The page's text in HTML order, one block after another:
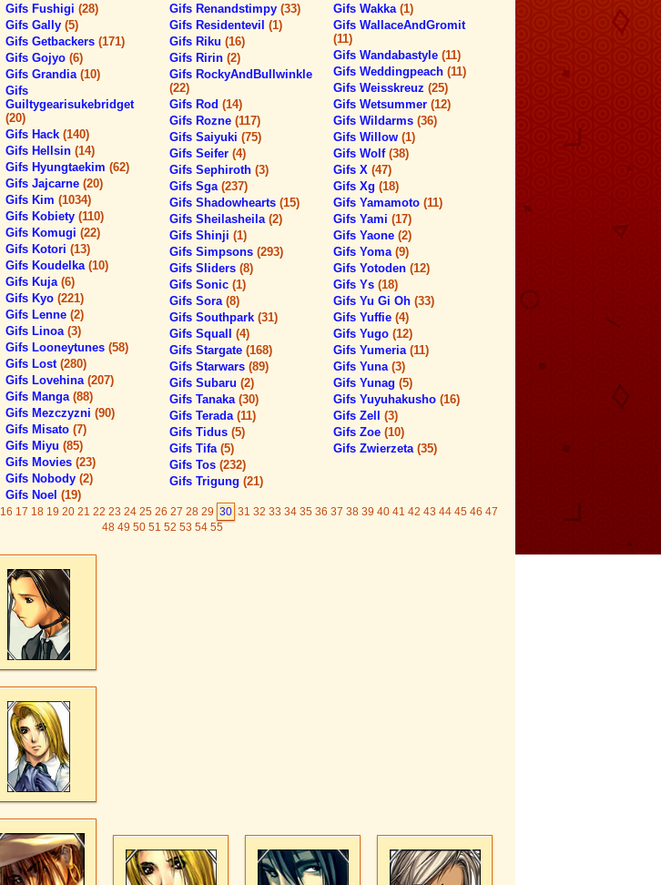
Gifs Fushigi (28)
Gifs Gally (5)
Gifs Getbackers (171)
Gifs Gojyo (6)
Gifs Grandia (10)
Gifs
Guiltygearisukebridget
(20)
Gifs Hack (140)
Gifs Hellsin (14)
Gifs Hyungtaekim (62)
Gifs Jajcarne (20)
Gifs Kim (1034)
Gifs Kobiety (110)
Gifs Komugi (22)
Gifs Kotori (13)
Gifs Koudelka (10)
Gifs Kuja (6)
Gifs Kyo (221)
Gifs Lenne (2)
Gifs Linoa (3)
Gifs Looneytunes (58)
Gifs Lost (280)
Gifs Lovehina (207)
Gifs Manga (88)
Gifs Mezczyzni (90)
Gifs Misato (7)
Gifs Miyu (85)
Gifs Movies (23)
Gifs Nobody (2)
Gifs Noel (19)
Gifs Renandstimpy (33)
Gifs Residentevil (1)
Gifs Riku (16)
Gifs Ririn (2)
Gifs RockyAndBullwinkle
(22)
Gifs Rod (14)
Gifs Rozne (117)
Gifs Saiyuki (75)
Gifs Seifer (4)
Gifs Sephiroth (3)
Gifs Sga (237)
Gifs Shadowhearts (15)
Gifs Sheilasheila (2)
Gifs Shinji (1)
Gifs Simpsons (293)
Gifs Sliders (8)
Gifs Sonic (1)
Gifs Sora (8)
Gifs Southpark (31)
Gifs Squall (4)
Gifs Stargate (168)
Gifs Starwars (89)
Gifs Subaru (2)
Gifs Tanaka (30)
Gifs Terada (11)
Gifs Tidus (5)
Gifs Tifa (5)
Gifs Tos (232)
Gifs Trigung (21)
Gifs Wakka (1)
Gifs WallaceAndGromit
(11)
Gifs Wandabastyle (11)
Gifs Weddingpeach (11)
Gifs Weisskreuz (25)
Gifs Wetsummer (12)
Gifs Wildarms (36)
Gifs Willow (1)
Gifs Wolf (38)
Gifs X (47)
Gifs Xg (18)
Gifs Yamamoto (11)
Gifs Yami (17)
Gifs Yaone (2)
Gifs Yoma (9)
Gifs Yotoden (12)
Gifs Ys (18)
Gifs Yu Gi Oh (33)
Gifs Yuffie (4)
Gifs Yugo (12)
Gifs Yumeria (11)
Gifs Yuna (3)
Gifs Yunag (5)
Gifs Yuyuhakusho (16)
Gifs Zell (3)
Gifs Zoe (10)
Gifs Zwierzeta (35)
16 17 18 19 20 21 22 23 24 25 26 27 28 29 30 31 32 33 34 35 36 37 38 39 40 41 42 43 44 45 46 47
48 49 50 51 52 53 54 55